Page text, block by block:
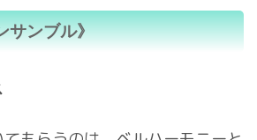
サンブル》